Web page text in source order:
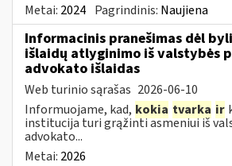
Metai: 2024 Pagrindinis: Naujiena
Informacinis pranešimas dėl
išlaidų atlyginimo iš valstybės
advokato išlaidas
Web turinio sąrašas 2026-06-10
Informuojame, kad, kokia tvarka ir
institucija turi grąžinti asmeniui iš
advokato...
Metai: 2026